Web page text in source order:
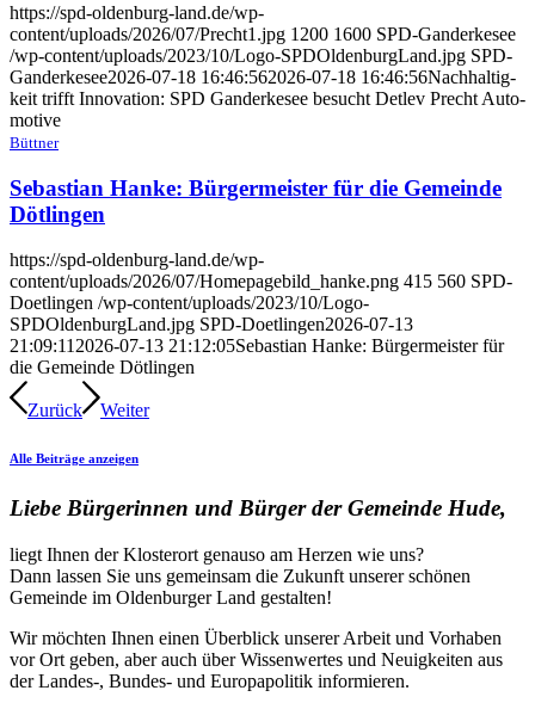
https://spd-oldenburg-land.de/wp-
content/uploads/2026/07/Precht1.jpg 1200 1600 SPD-Gan­der­ke­see
/wp-content/uploads/2023/10/Logo-SPDOldenburgLand.jpg SPD-
Gan­der­ke­see2026-07-18 16:46:562026-07-18 16:46:56Nach­hal­tig­
keit trifft Inno­va­ti­on: SPD Gan­der­ke­see besucht Det­lev Precht Auto­
mo­ti­ve
Bütt­ner
Sebas­ti­an Han­ke: Bür­ger­meis­ter für die Gemein­de
Döt­lin­gen
https://spd-oldenburg-land.de/wp-
content/uploads/2026/07/Homepagebild_hanke.png 415 560 SPD-
Doet­lin­gen /wp-content/uploads/2023/10/Logo-
SPDOldenburgLand.jpg SPD-Doet­lin­gen2026-07-13
21:09:11 2026-07-13 21:12:05Sebas­ti­an Han­ke: Bür­ger­meis­ter für
die Gemein­de Döt­lin­gen
Zurück Wei­ter
Alle Bei­trä­ge anzei­gen
Lie­be Bür­ge­rin­nen und Bür­ger der Gemein­de Hude,
liegt Ihnen der Klos­ter­ort genau­so am Her­zen wie uns?
Dann las­sen Sie uns gemein­sam die Zukunft unse­rer schö­nen
Gemein­de im Olden­bur­ger Land gestal­ten!
Wir möch­ten Ihnen einen Über­blick unse­rer Arbeit und Vor­ha­ben
vor Ort geben, aber auch über Wis­sen­wer­tes und Neu­ig­kei­ten aus
der Landes‑, Bun­des- und Euro­pa­po­li­tik infor­mie­ren.